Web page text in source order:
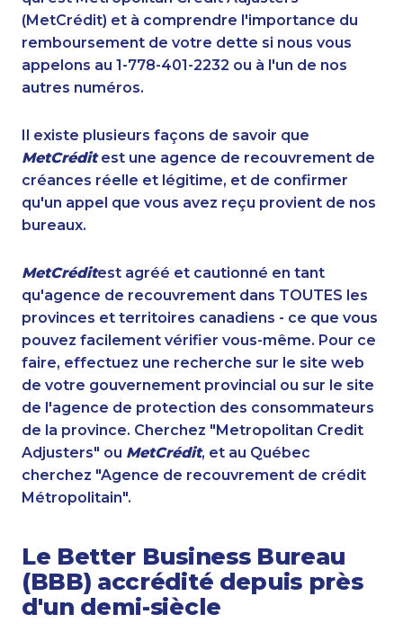
(MetCrédit) et à comprendre l'importance du
remboursement de votre dette si nous vous
appelons au 1-778-401-2232 ou à l'un de nos
autres numéros.
Il existe plusieurs façons de savoir que
MetCréditest une agence de recouvrement de
créances réelle et légitime, et de confirmer
qu'un appel que vous avez reçu provient de nos
bureaux.
MetCréditest agréé et cautionné en tant
qu'agence de recouvrement dans TOUTES les
provinces et territoires canadiens - ce que vous
pouvez facilement vérifier vous-même. Pour ce
faire, effectuez une recherche sur le site web
de votre gouvernement provincial ou sur le site
de l'agence de protection des consommateurs
de la province. Cherchez "Metropolitan Credit
Adjusters" ou MetCrédit, et au Québec
cherchez "Agence de recouvrement de crédit
Métropolitain".
Le Better Business Bureau
(BBB) accrédité depuis près
d'un demi-siècle